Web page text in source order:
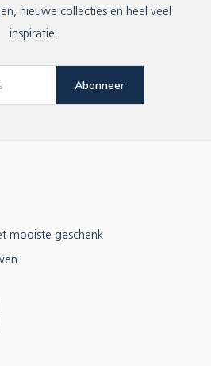
nieuwe collecties en heel veel
inspiratie.
Abonneer
mooiste geschenk